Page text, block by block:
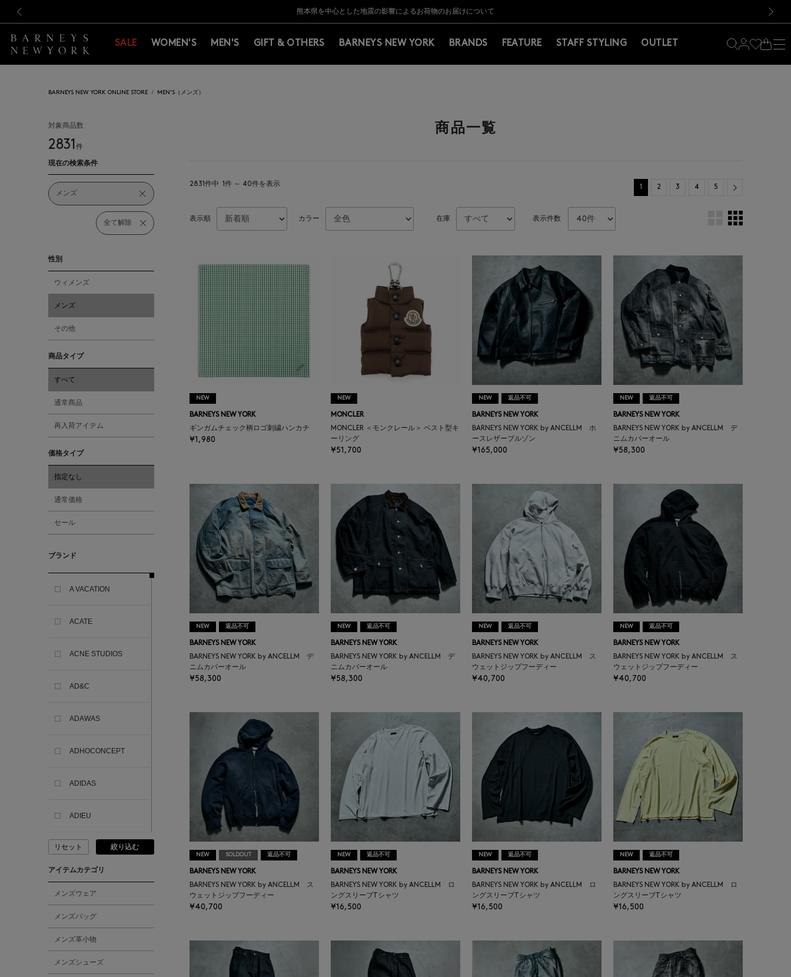
新規登録のお客様も対象！＜MY BARNEYS＞会員のお客様は11,000円（税込）以上のお買上げで常時送料無料！お買い物の際は会員登録を！
【夏季休業に伴う返品・交換承り一時停止のお知らせ】（2026.8.5）
熊本県を中心とした地震の影響によるお荷物のお届けについて
【開催中】SUMMER SALEのご案内・ご注意事項
新規登録のお客様も対象！＜MY BARNEYS＞会員のお客様は11,000円（税込）以上のお買上げで常時送料無料！お買い物の際は会員登録を！
【夏季休業に伴う返品・交換承り一時停止のお知らせ】（2026.8.5）
SALE WOMEN'S MEN'S GIFT & OTHERS BARNEYS NEW YORK BRANDS FEATURE STAFF STYLING OUTLET
BARNEYS NEW YORK ONLINE STORE MEN'S（メンズ）
対象商品数
2831件
現在の検索条件
メンズ
全て解除
性別
ウィメンズ
メンズ
その他
商品タイプ
すべて
通常商品
再入荷アイテム
価格タイプ
指定なし
通常価格
セール
ブランド
A VACATION
ACATE
ACNE STUDIOS
AD&C
ADAWAS
ADHOCONCEPT
ADIDAS
ADIEU
ADLIN HUE
ADVISORY BOARD
CRYSTALS
リセット 絞り込む
アイテムカテゴリ
メンズウェア
メンズバッグ
メンズ革小物
メンズシューズ
商品一覧
2831件中 1件 ～ 40件を表示 1 2 3 4 5 Next
表示順 カラー 在庫 表示件数
NEW
BARNEYS NEW YORK
ギンガムチェック柄ロゴ刺繍ハンカチ
¥1,980
NEW
MONCLER
MONCLER ＜モンクレール＞ ベスト型キ
ーリング
¥51,700
NEW 返品不可
BARNEYS NEW YORK
BARNEYS NEW YORK by ANCELLM ホ
ースレザーブルゾン
¥165,000
NEW 返品不可
BARNEYS NEW YORK
BARNEYS NEW YORK by ANCELLM デ
ニムカバーオール
¥58,300
NEW 返品不可
BARNEYS NEW YORK
BARNEYS NEW YORK by ANCELLM デ
ニムカバーオール
¥58,300
NEW 返品不可
BARNEYS NEW YORK
BARNEYS NEW YORK by ANCELLM デ
ニムカバーオール
¥58,300
NEW 返品不可
BARNEYS NEW YORK
BARNEYS NEW YORK by ANCELLM ス
ウェットジップフーディー
¥40,700
NEW 返品不可
BARNEYS NEW YORK
BARNEYS NEW YORK by ANCELLM ス
ウェットジップフーディー
¥40,700
NEW SOLDOUT 返品不可
BARNEYS NEW YORK
BARNEYS NEW YORK by ANCELLM ス
ウェットジップフーディー
¥40,700
NEW 返品不可
BARNEYS NEW YORK
BARNEYS NEW YORK by ANCELLM ロ
ングスリーブTシャツ
¥16,500
NEW 返品不可
BARNEYS NEW YORK
BARNEYS NEW YORK by ANCELLM ロ
ングスリーブTシャツ
¥16,500
NEW 返品不可
BARNEYS NEW YORK
BARNEYS NEW YORK by ANCELLM ロ
ングスリーブTシャツ
¥16,500